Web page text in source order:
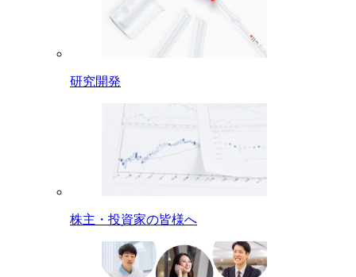
研究開発
株主・投資家の皆様へ